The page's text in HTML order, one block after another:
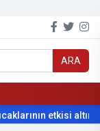
ARA
etkisi